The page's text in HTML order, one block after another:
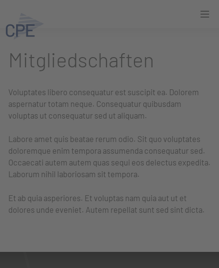
Mitgliedschaften
Voluptates libero consequatur est suscipit ea. Dolorem
aspernatur totam neque. Consequatur quibusdam
voluptas ut consequatur sed ut aliquam.
Labore amet quis beatae rerum odio. Sit quo voluptates
doloremque enim tempora assumenda consequatur sed.
Occaecati autem autem quas sequi eos delectus expedita.
Laborum nihil laboriosam sit tempora.
Et ab quia asperiores. Et voluptas nam quia aut ut et
dolores unde eveniet. Autem repellat sunt sed sint dicta.